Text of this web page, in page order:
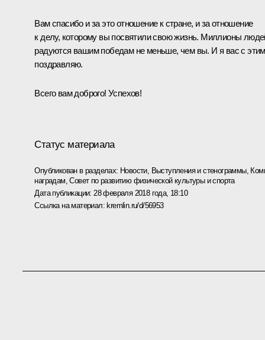
Вам спасибо и за это отношение к стране, и за отношение
к делу, которому вы посвятили свою жизнь. Миллионы
радуются вашим победам не меньше, чем вы. И я вас с этим
поздравляю.
Всего вам доброго! Успехов!
Статус материала
Опубликован в разделах: Новости, Выступления и стенограммы,
наградам ,Совет по развитию физической культуры и спорта
Дата публикации: 28 февраля 2018 года, 18:10
Ссылка на материал: kremlin.ru/d/56953